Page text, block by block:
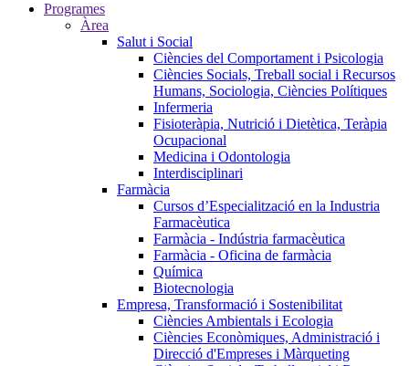
Programes
Àrea
Salut i Social
Ciències del Comportament i Psicologia
Ciències Socials, Treball social i Recursos
Humans, Sociologia, Ciències Polítiques
Infermeria
Fisioteràpia, Nutrició i Dietètica, Teràpia
Ocupacional
Medicina i Odontologia
Interdisciplinari
Farmàcia
Cursos d’Especialització en la Industria
Farmacèutica
Farmàcia - Indústria farmacèutica
Farmàcia - Oficina de farmàcia
Química
Biotecnologia
Empresa, Transformació i Sostenibilitat
Ciències Ambientals i Ecologia
Ciències Econòmiques, Administració i
Direcció d'Empreses i Màrqueting